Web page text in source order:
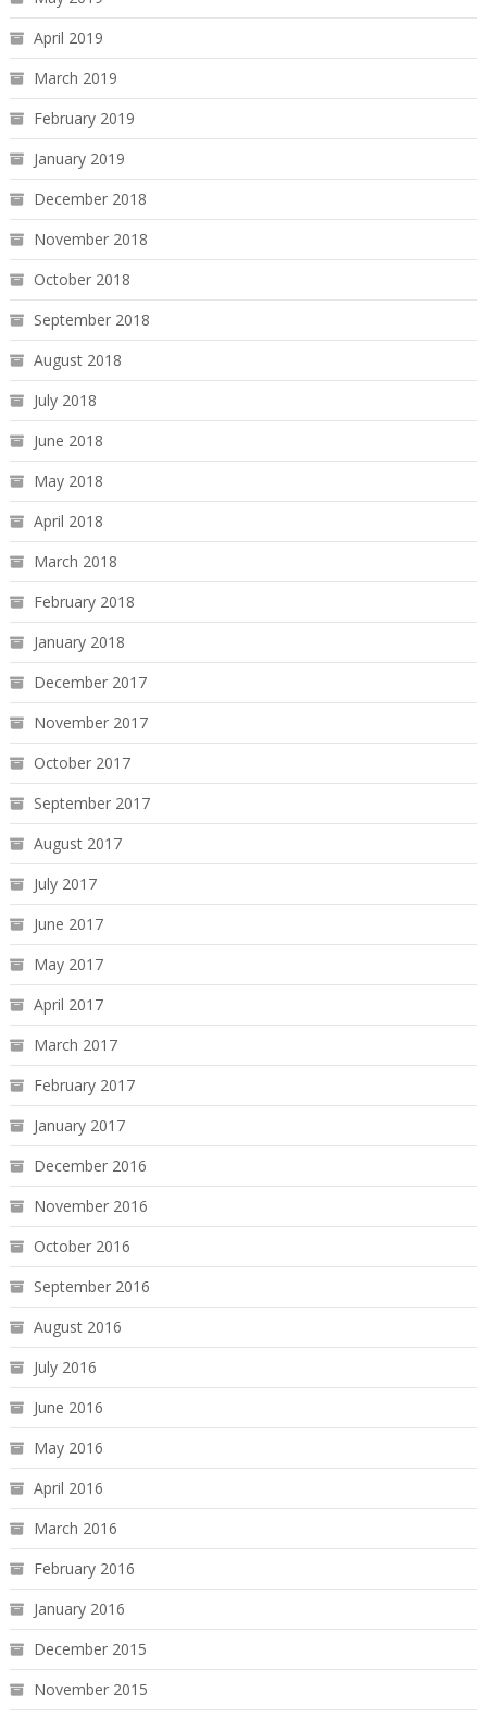
April 2019
March 2019
February 2019
January 2019
December 2018
November 2018
October 2018
September 2018
August 2018
July 2018
June 2018
May 2018
April 2018
March 2018
February 2018
January 2018
December 2017
November 2017
October 2017
September 2017
August 2017
July 2017
June 2017
May 2017
April 2017
March 2017
February 2017
January 2017
December 2016
November 2016
October 2016
September 2016
August 2016
July 2016
June 2016
May 2016
April 2016
March 2016
February 2016
January 2016
December 2015
November 2015